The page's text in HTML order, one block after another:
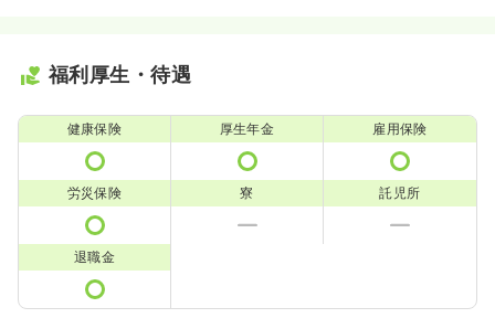
福利厚生・待遇
健康保険 厚生年金 雇用保険
労災保険 寮 託児所
退職金